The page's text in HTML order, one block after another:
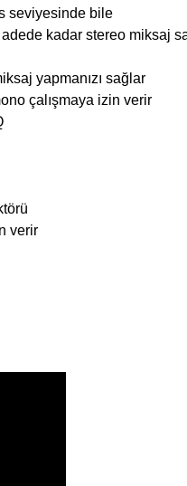
seviyesinde bile
kadar stereo miksaj
yapmanızı sağlar
çalışmaya izin verir
verir